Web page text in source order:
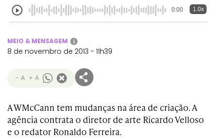
0:00 1.0x
MEIO & MENSAGEM i
8 de novembro de 2013 - 11h39
- A + A
A WMcCann tem mudanças na área de criação. A
agência contrata o diretor de arte Ricardo Velloso
e o redator Ronaldo Ferreira.